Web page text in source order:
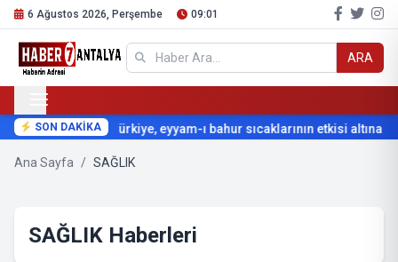
6 Ağustos 2026, Perşembe 09:01
ARA
SON DAKİKATürkiye, eyyam-ı bahur sıcaklarının etkisi altına
Ana Sayfa / SAĞLIK
SAĞLIK Haberleri